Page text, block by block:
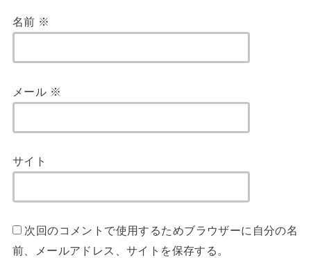
名前 ※
メール ※
サイト
次回のコメントで使用するためブラウザーに自分の名
前、メールアドレス、サイトを保存する。